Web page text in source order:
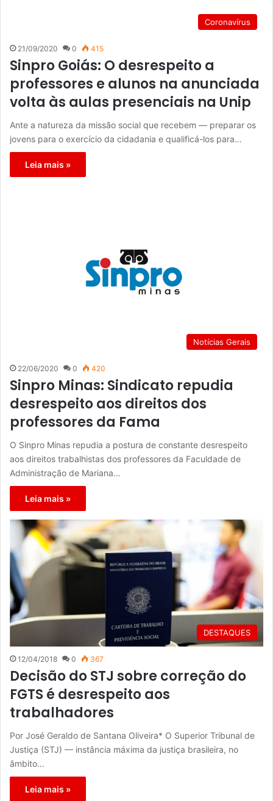
Coronavírus
21/09/2020 0 415
Sinpro Goiás: O desrespeito a
professores e alunos na anunciada
volta às aulas presenciais na Unip
Ante a natureza da missão social que recebem — preparar os
jovens para o exercício da cidadania e qualificá-los para…
Leia mais »
Notícias Gerais
22/06/2020 0 420
Sinpro Minas: Sindicato repudia
desrespeito aos direitos dos
professores da Fama
O Sinpro Minas repudia a postura de constante desrespeito
aos direitos trabalhistas dos professores da Faculdade de
Administração de Mariana…
Leia mais »
DESTAQUES
12/04/2018 0 367
Decisão do STJ sobre correção do
FGTS é desrespeito aos
trabalhadores
Por José Geraldo de Santana Oliveira* O Superior Tribunal de
Justiça (STJ) — instância máxima da justiça brasileira, no
âmbito…
Leia mais »